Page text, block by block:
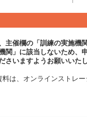
主催欄の「訓練の実施機
関」に該当しないため、
さいますようお願いいた
は、オンラインストレ